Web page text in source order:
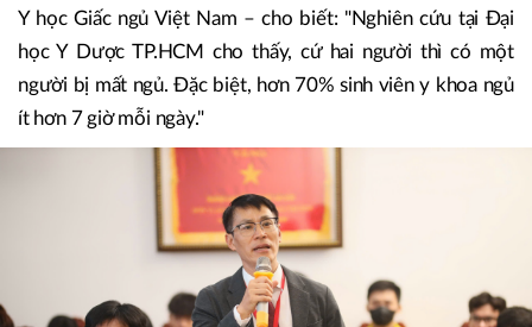
Y học Giấc ngủ Việt Nam – cho biết: "Nghiên cứu tại Đại
học Y Dược TP.HCM cho thấy, cứ hai người thì có một
người bị mất ngủ. Đặc biệt, hơn 70% sinh viên y khoa ngủ
ít hơn 7 giờ mỗi ngày."